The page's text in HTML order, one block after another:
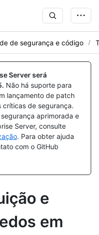
de segurança e código
Server será
. Não há suporte para
lançamento de patch
críticas de segurança.
aprimorada e
Server, consulte
. Para obter ajuda
com o GitHub
e
em